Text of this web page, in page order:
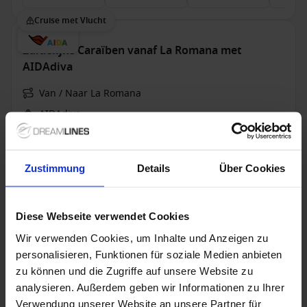
Zustimmung Details Über Cookies
Diese Webseite verwendet Cookies
Wir verwenden Cookies, um Inhalte und Anzeigen zu
personalisieren, Funktionen für soziale Medien anbieten
zu können und die Zugriffe auf unsere Website zu
analysieren. Außerdem geben wir Informationen zu Ihrer
Verwendung unserer Website an unsere Partner für
Cruise met Vlucht
Zuidelijke Caraïben vanaf La Romana met
AIDAdiva
Van / Naar La Romana
AIDAdiva
Binnenhutvan
€ 2.365p.p.
Buitenhutvan
€ 2.529 p.p. € 3.560p.p.
Cruise met Vlucht
Zuidelijke Caraïben vanaf La Romana met